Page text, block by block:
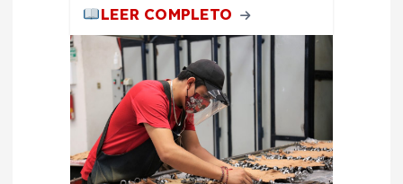
LEER COMPLETO